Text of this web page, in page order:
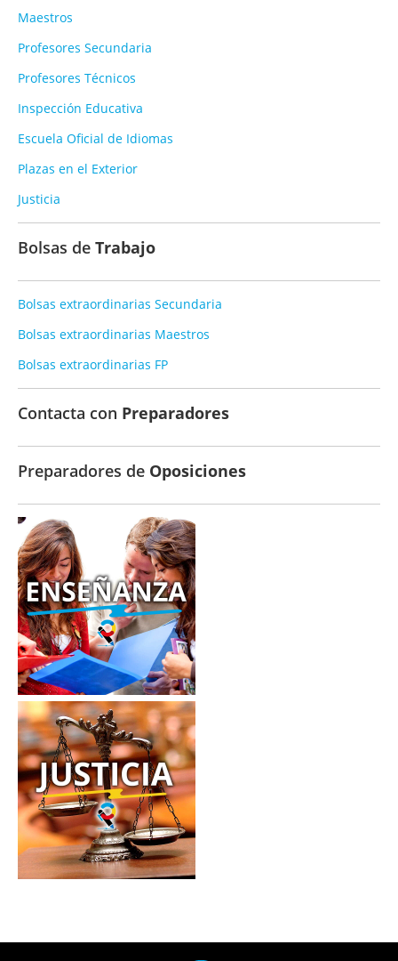
Maestros
Profesores Secundaria
Profesores Técnicos
Inspección Educativa
Escuela Oficial de Idiomas
Plazas en el Exterior
Justicia
Bolsas de Trabajo
Bolsas extraordinarias Secundaria
Bolsas extraordinarias Maestros
Bolsas extraordinarias FP
Contacta con Preparadores
Preparadores de Oposiciones